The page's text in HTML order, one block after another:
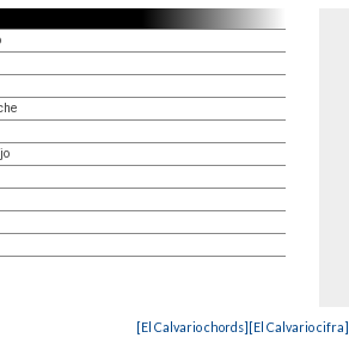
[El Calvario chords][El Calvario cifra]